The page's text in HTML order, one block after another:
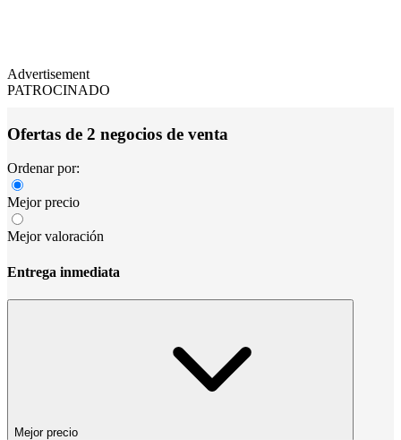
Advertisement
PATROCINADO
Ofertas de 2 negocios de venta
Ordenar por:
Mejor precio
Mejor valoración
Entrega inmediata
Mejor precio